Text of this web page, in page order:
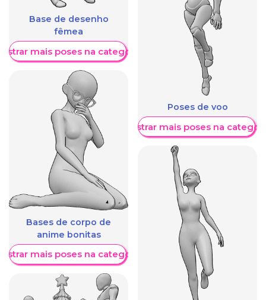
Base de desenho
fêmea
mais poses na categoria
Bases de corpo de
anime bonitas
mais poses na categoria
Poses de voo
Mostrar mais poses na